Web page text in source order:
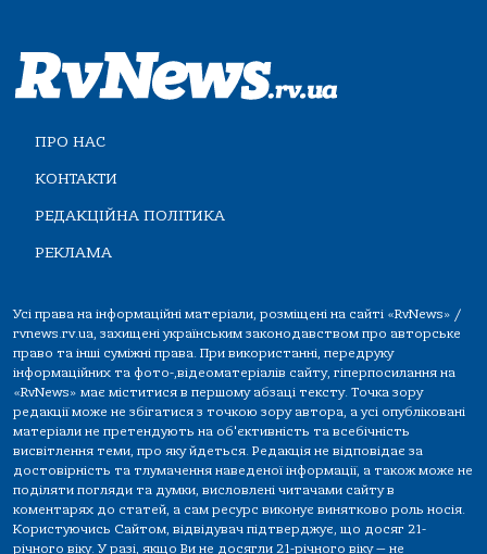
ПРО НАС
КОНТАКТИ
РЕДАКЦІЙНА ПОЛІТИКА
РЕКЛАМА
Усі права на інформаційні матеріали, розміщені на сайті «RvNews» /
rvnews.rv.ua, захищені українським законодавством про авторське
право та інші суміжні права. При використанні, передруку
інформаційних та фото-,відеоматеріалів сайту, гіперпосилання на
«RvNews» має міститися в першому абзаці тексту. Точка зору
редакції може не збігатися з точкою зору автора, а усі опубліковані
матеріали не претендують на об'єктивність та всебічність
висвітлення теми, про яку йдеться. Редакція не відповідає за
достовірність та тлумачення наведеної інформації, а також може не
поділяти погляди та думки, висловлені читачами сайту в
коментарях до статей, а сам ресурс виконує винятково роль носія.
Користуючись Сайтом, відвідувач підтверджує, що досяг 21-
річного віку. У разі, якщо Ви не досягли 21-річного віку — не